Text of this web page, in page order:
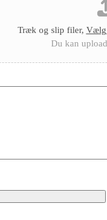
Træk og slip filer, Vælg
Du kan